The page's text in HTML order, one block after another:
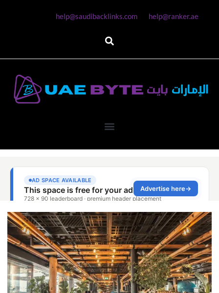
help@ranker.ae
help@saudibacklinks.com